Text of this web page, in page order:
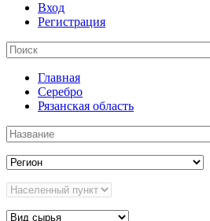
Вход
Регистрация
Главная
Серебро
Рязанская область